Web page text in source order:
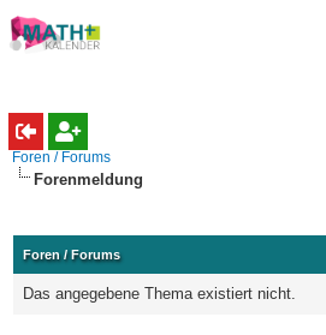
Foren / Forums
Forenmeldung
Foren / Forums
Das angegebene Thema existiert nicht.